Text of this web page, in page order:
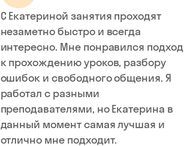
С Екатериной занятия проходят
незаметно быстро и всегда
интересно. Мне понравился подход
к прохождению уроков, разбору
ошибок и свободного общения. Я
работал с разными
преподавателями, но Екатерина в
данный момент самая лучшая и
отлично мне подходит.